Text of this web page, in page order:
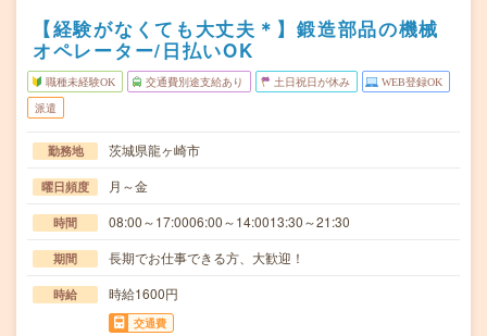
【経験がなくても大丈夫＊】鍛造部品の機械
オペレーター/日払いOK
職種未経験OK 交通費別途支給あり 土日祝日が休み WEB登録OK
派遣
勤務地 茨城県龍ヶ崎市
曜日頻度 月～金
時間 08:00～17:0006:00～14:0013:30～21:30
期間 長期でお仕事できる方、大歓迎！
時給 時給1600円
交通費